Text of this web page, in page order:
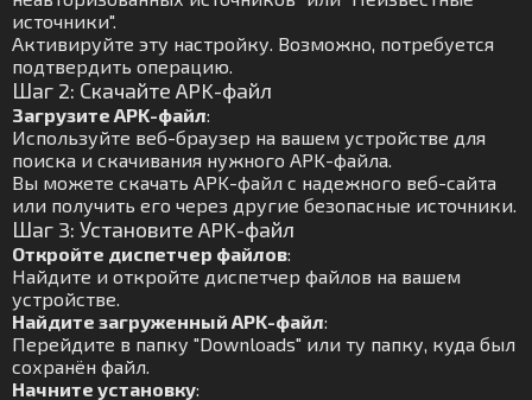
источники".
Активируйте эту настройку. Возможно, потребуется
подтвердить операцию.
Шаг 2: Скачайте APK-файл
Загрузите APK-файл:
Используйте веб-браузер на вашем устройстве для
поиска и скачивания нужного APK-файла.
Вы можете скачать APK-файл с надежного веб-сайта
или получить его через другие безопасные источники.
Шаг 3: Установите APK-файл
Откройте диспетчер файлов:
Найдите и откройте диспетчер файлов на вашем
устройстве.
Найдите загруженный APK-файл:
Перейдите в папку "Downloads" или ту папку, куда был
сохранён файл.
Начните установку: